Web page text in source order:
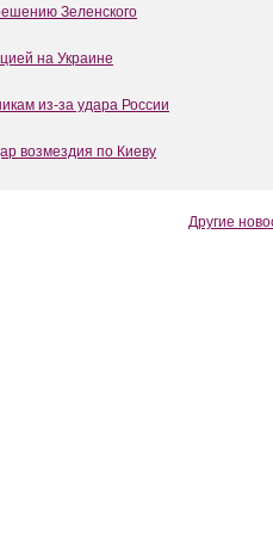
Зеленского
на Украине
из-за удара России
возмездия по Киеву
Другие